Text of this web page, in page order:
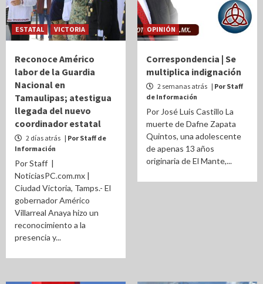
ESTATAL VICTORIA
Reconoce Américo
labor de la Guardia
Nacional en
Tamaulipas; atestigua
llegada del nuevo
coordinador estatal
2 días atrás | Por Staff de
Información
Por Staff |
NoticiasPC.com.mx |
Ciudad Victoria, Tamps.- El
gobernador Américo
Villarreal Anaya hizo un
reconocimiento a la
presencia y...
OPINIÓN
Correspondencia | Se
multiplica indignación
2 semanas atrás | Por Staff
de Información
Por José Luis Castillo La
muerte de Dafne Zapata
Quintos, una adolescente
de apenas 13 años
originaria de El Mante,...